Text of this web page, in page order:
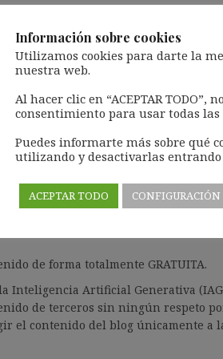
unilateral no
otro a tiempo
Jurisprudencia
de forma totalmente GRATUITA.
Inteligencia Artificial Generativa
de terceros sin ningún respeto
el contenido del blog únicamente a
Información sobre cookies
Utilizamos cookies para darte la
nuestra web.
Al hacer clic en “ACEPTAR TODO”,
consentimiento para usar todas las
Puedes informarte más sobre qué
utilizando y desactivarlas
ACEPTAR TODO CONFIGURACIÓN